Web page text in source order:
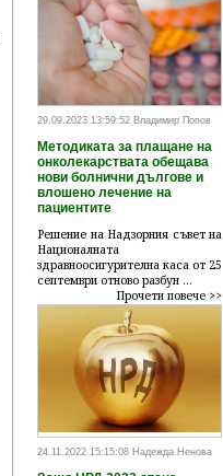
29.09.2023 13:59:52 Владимир Попов
Методиката за плащане на
онколекарствата обещава
нови болнични дългове и
влошено лечение на
пациентите
Решение на Надзорния съвет на
Националната
здравноосигурителна каса от 25
септември отново разбун ...
Прочети повече >>
24.11.2022 15:15:08 Надежда Ненова